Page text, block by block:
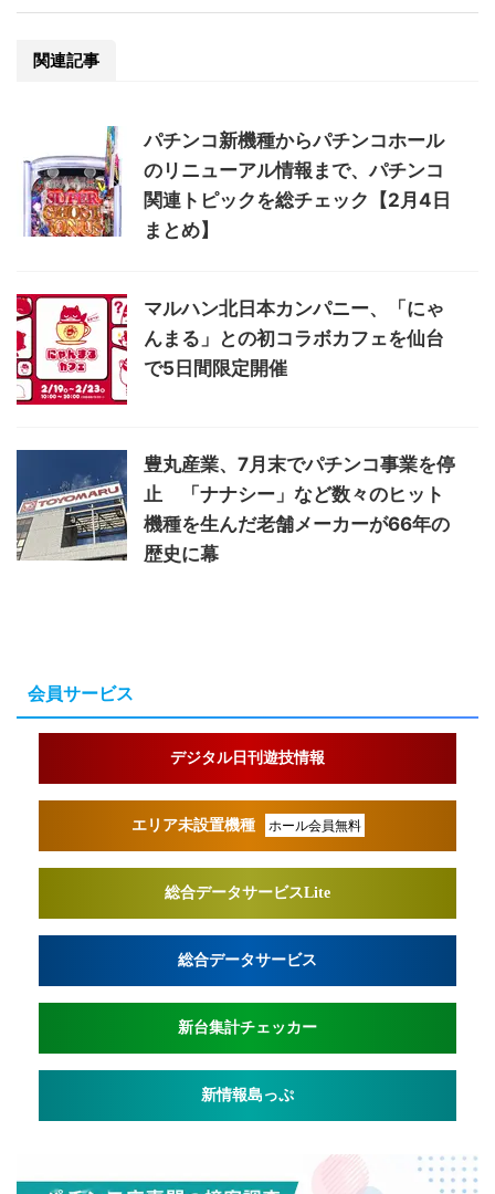
関連記事
パチンコ新機種からパチンコホール
のリニューアル情報まで、パチンコ
関連トピックを総チェック【2月4日
まとめ】
マルハン北日本カンパニー、「にゃ
んまる」との初コラボカフェを仙台
で5日間限定開催
豊丸産業、7月末でパチンコ事業を停
止 「ナナシー」など数々のヒット
機種を生んだ老舗メーカーが66年の
歴史に幕
会員サービス
デジタル日刊遊技情報
エリア未設置機種 ホール会員無料
総合データサービスLite
総合データサービス
新台集計チェッカー
新情報島っぷ